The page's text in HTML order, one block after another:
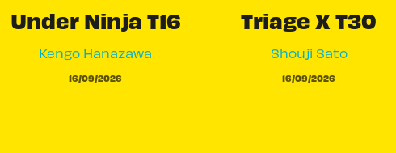
Under Ninja T16
Kengo Hanazawa
16/09/2026
Triage X T30
Shouji Sato
16/09/2026